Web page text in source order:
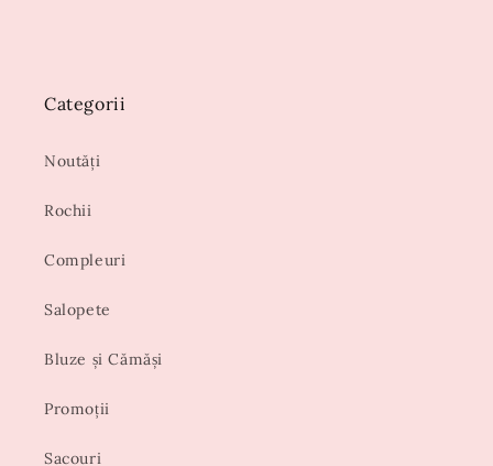
Categorii
Noutăți
Rochii
Compleuri
Salopete
Bluze și Cămăși
Promoții
Sacouri